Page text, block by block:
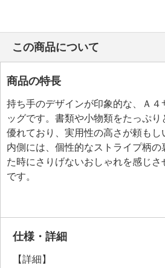
この商品について
商品の特長
持ち手のデザインが印象的な、Ａ
ッグです。書類や小物類をたっぷり
優れており、実用性の高さが頼もし
内側には、個性的なストライプ柄
た時にさりげないおしゃれを感じ
です。
仕様・詳細
【詳細】